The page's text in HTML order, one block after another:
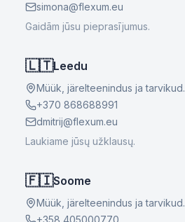
simona@flexum.eu
Gaidām jūsu pieprasījumus.
🇱🇹Leedu
Müük, järelteenindus ja tarvikud.
+370 868688991
dmitrij@flexum.eu
Laukiame jūsų užklausų.
🇫🇮Soome
Müük, järelteenindus ja tarvikud.
+358 405000770